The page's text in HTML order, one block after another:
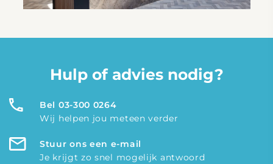
Hulp of advies nodig?
Bel 03-300 0264
Wij helpen jou meteen verder
Stuur ons een e-mail
Je krijgt zo snel mogelijk antwoord